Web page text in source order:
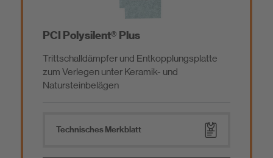
PCI Polysilent® Plus
Trittschalldämpfer und Entkopplungsplatte
zum Verlegen unter Keramik- und
Natursteinbelägen
Technisches Merkblatt